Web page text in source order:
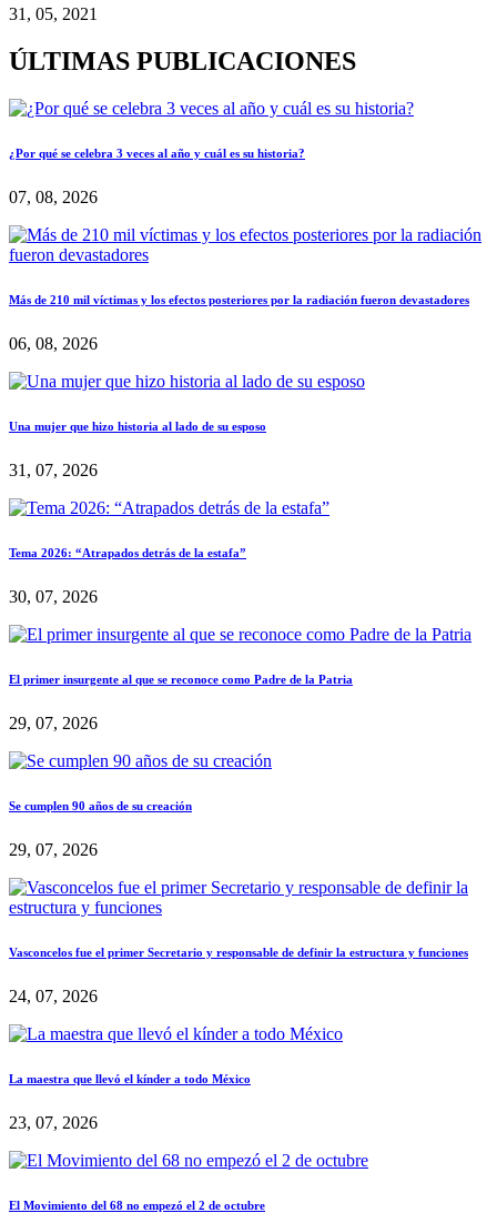
31, 05, 2021
ÚLTIMAS PUBLICACIONES
¿Por qué se celebra 3 veces al año y cuál es su historia?
07, 08, 2026
Más de 210 mil víctimas y los efectos posteriores por la radiación fueron devastadores
06, 08, 2026
Una mujer que hizo historia al lado de su esposo
31, 07, 2026
Tema 2026: “Atrapados detrás de la estafa”
30, 07, 2026
El primer insurgente al que se reconoce como Padre de la Patria
29, 07, 2026
Se cumplen 90 años de su creación
29, 07, 2026
Vasconcelos fue el primer Secretario y responsable de definir la estructura y funciones
24, 07, 2026
La maestra que llevó el kínder a todo México
23, 07, 2026
El Movimiento del 68 no empezó el 2 de octubre